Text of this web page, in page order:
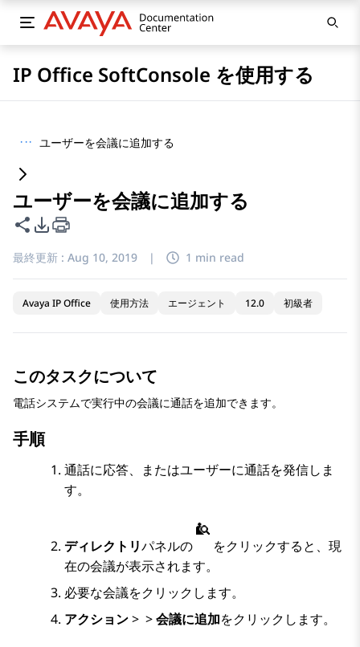
IP Office SoftConsole を使用する
··· ユーザーを会議に追加する
ユーザーを会議に追加する
このページを共有
PDFエクスポートオプション
最終更新 : Aug 10, 2019 | 1 min read
Avaya IP Office 使用方法 エージェント 12.0 初級者
このタスクについて
電話システムで実行中の会議に通話を追加できます。
手順
通話に応答、またはユーザーに通話を発信しま
す。
ディレクトリパネルの
をクリックすると、現
在の会議が表示されます。
必要な会議をクリックします。
アクション> >会議に追加をクリックします。